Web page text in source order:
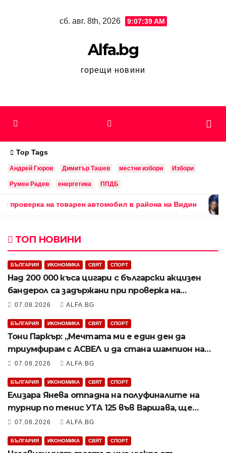
сб. авг. 8th, 2026 9:07:40 AM
Alfa.bg
горещи новини
Top Tags
Андрей Гюров Димитър Ташев местни избори Избори
Румен Радев енергетика ППДБ
на товарен автомобил в района на Видин Тони
ТОП НОВИНИ
БЪЛГАРИЯ ИКОНОМИКА СВЯТ СПОРТ
Над 200 000 къса цигари с български акцизен
бандерол са задържани при проверка на
товарен автомобил в района на Видин
07.08.2026 ALFA.BG
БЪЛГАРИЯ ИКОНОМИКА СВЯТ СПОРТ
Тони Паркър: „Мечтата ми е един ден да
триумфирам с АСВЕЛ и да стана шампион на
НБА Европа“
07.08.2026 ALFA.BG
БЪЛГАРИЯ ИКОНОМИКА СВЯТ СПОРТ
Елизара Янева отпадна на полуфиналите на
турнир по тенис УТА 125 във Варшава, ще
запише ново рекордно класиране в
07.08.2026 ALFA.BG
БЪЛГАРИЯ ИКОНОМИКА СВЯТ СПОРТ